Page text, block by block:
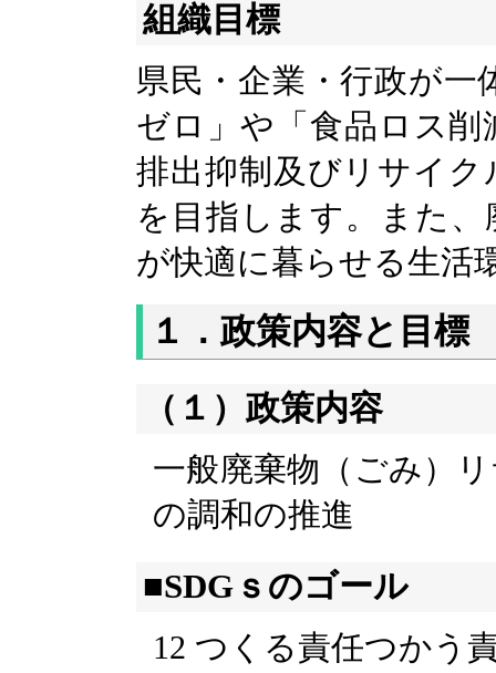
組織目標
県民・企業・行政が
ゼロ」や「食品ロス
排出抑制及びリサイ
を目指します。また
が快適に暮らせる生活
１．政策内容と目標
（１）政策内容
一般廃棄物（ごみ）
の調和の推進
■SDGｓのゴール
12 つくる責任つかう